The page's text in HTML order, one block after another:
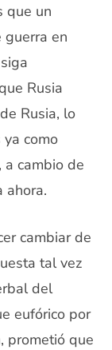
que un
guerra en
Rusia
Rusia, lo
como
cambio de
ahora.
cambiar de
tal vez
del
eufórico por
prometió que